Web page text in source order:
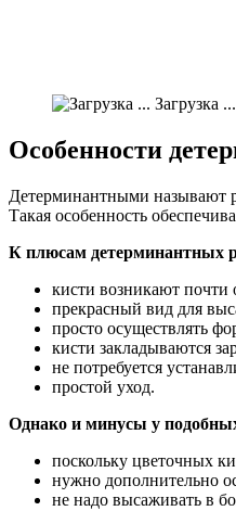
Загрузка ...
Особенности
Детерминантными называют
Такая особенность
К плюсам детерминантных
кисти возникают почти
прекрасный вид для
просто осуществлять
кисти закладываются
не потребуется
простой уход.
Однако и минусы у
поскольку цветочных
нужно дополнительно
не надо высаживать в